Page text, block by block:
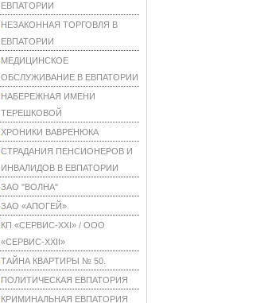
ЕВПАТОРИИ
НЕЗАКОННАЯ ТОРГОВЛЯ В
ЕВПАТОРИИ
МЕДИЦИНСКОЕ
ОБСЛУЖИВАНИЕ В ЕВПАТОРИИ
НАБЕРЕЖНАЯ ИМЕНИ
ТЕРЕШКОВОЙ
ХРОНИКИ ВАВРЕНЮКА
СТРАДАНИЯ ПЕНСИОНЕРОВ И
ИНВАЛИДОВ В ЕВПАТОРИИ
ЗАО "ВОЛНА"
ЗАО «АПОГЕЙ»
КП «СЕРВИС-XXI» / ООО
«СЕРВИС-XXII»
ТАЙНА КВАРТИРЫ № 50.
ПОЛИТИЧЕСКАЯ ЕВПАТОРИЯ
КРИМИНАЛЬНАЯ ЕВПАТОРИЯ